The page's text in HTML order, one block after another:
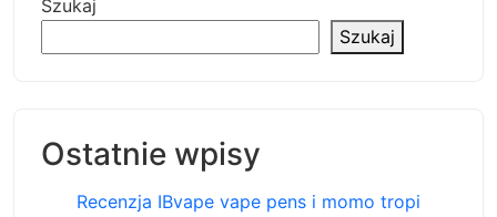
Szukaj
Szukaj
Ostatnie wpisy
Recenzja IBvape vape pens i momo tropi